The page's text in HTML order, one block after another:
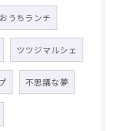
おうちランチ
ツツジマルシェ
不思議な夢